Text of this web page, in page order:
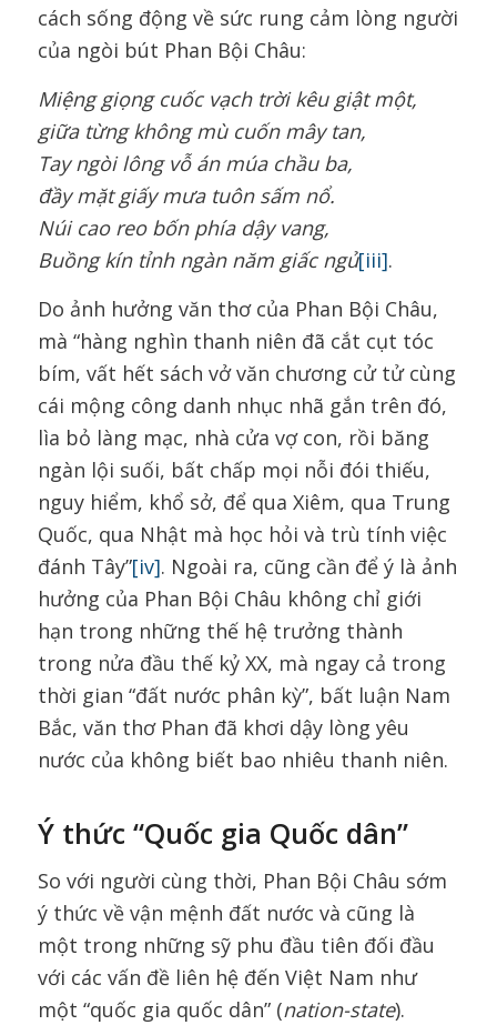
cách sống động về sức rung cảm lòng người
của ngòi bút Phan Bội Châu:
Miệng giọng cuốc vạch trời kêu giật một,
giữa từng không mù cuốn mây tan,
Tay ngòi lông vỗ án múa chầu ba,
đầy mặt giấy mưa tuôn sấm nổ.
Núi cao reo bốn phía dậy vang,
Buồng kín tỉnh ngàn năm giấc ngủ[iii].
Do ảnh hưởng văn thơ của Phan Bội Châu,
mà “hàng nghìn thanh niên đã cắt cụt tóc
bím, vất hết sách vở văn chương cử tử cùng
cái mộng công danh nhục nhã gắn trên đó,
lìa bỏ làng mạc, nhà cửa vợ con, rồi băng
ngàn lội suối, bất chấp mọi nỗi đói thiếu,
nguy hiểm, khổ sở, để qua Xiêm, qua Trung
Quốc, qua Nhật mà học hỏi và trù tính việc
đánh Tây”[iv]. Ngoài ra, cũng cần để ý là ảnh
hưởng của Phan Bội Châu không chỉ giới
hạn trong những thế hệ trưởng thành
trong nửa đầu thế kỷ XX, mà ngay cả trong
thời gian “đất nước phân kỳ”, bất luận Nam
Bắc, văn thơ Phan đã khơi dậy lòng yêu
nước của không biết bao nhiêu thanh niên.
Ý thức “Quốc gia Quốc dân”
So với người cùng thời, Phan Bội Châu sớm
ý thức về vận mệnh đất nước và cũng là
một trong những sỹ phu đầu tiên đối đầu
với các vấn đề liên hệ đến Việt Nam như
một “quốc gia quốc dân” (nation-state).